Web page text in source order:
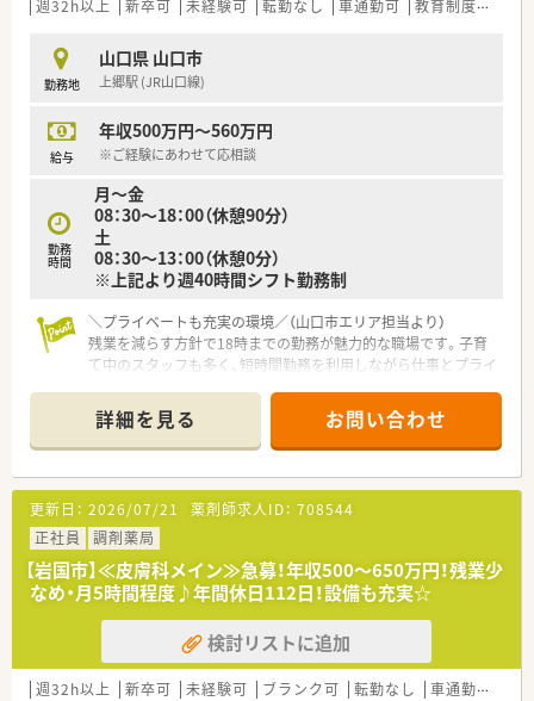
■産休や育休から復帰したスタッフが、短時間勤務制度を上手に
活用しながら仕事と家庭を両立させていきいきと働いていま
指導やアドバイスを行う頼もしいベテラン薬剤師が活躍中で
す。
■薬剤師の業務だけに専念せず、忙しい時には事務のサポートを
行うなどチーム全体に貢献する姿勢を持つ方が活躍していま
す。
週32h以上 新卒可 未経験可 転勤なし 車通勤可 教育制度あり
勤務地
山口県 山口市
上郷駅 (JR山口線)
給与
年収500万円～560万円
※ご経験にあわせて応相談
勤務
時間
月～金
08：30～18：00（休憩90分）
土
08：30～13：00（休憩0分）
※上記より週40時間シフト勤務制
＼プライベートも充実の環境／（山口市エリア担当より）
残業を減らす方針で18時までの勤務が魅力的な職場です。子育
て中のスタッフも多く、短時間勤務を利用しながら仕事とプライ
【店舗情報と応需状況について】
■内科や循環器科や小児科や皮膚科の処方箋を1日あたり約20
枚から30枚ほど応需している地域密着型の薬局です。
■施設での在宅業務にも積極的に取り組んでおり、最新設備を導
入して安全かつ効率的な調剤環境を整えています。
■最寄り駅である上郷駅から徒歩6分という好立地にあり、近隣
医療機関との連携も非常に密接に行われています。
【法人特徴について】
■スタッフ一人ひとりの働きやすさを第一に考える社長のもと、
残業削減とプライベートの充実を推進する社風です。
■職種や役職に関わらずフラットな関係性を築いており、薬剤師
と事務が連携して業務を遂行する協力体制があります。
詳細を見る お問い合わせ
更新日： 2026/07/21 薬剤師求人ID： 708544
正社員
調剤薬局
【岩国市】≪皮膚科メイン≫急募！年収500～650万円！残業少
なめ・月5時間程度♪年間休日112日！設備も充実☆
検討リストに追加
週32h以上 新卒可 未経験可 ブランク可 転勤なし 車通勤可